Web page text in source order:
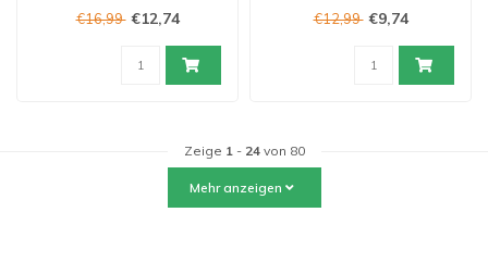
€16,99 €12,74 €12,99 €9,74
Zeige 1- 24von 80
Mehr anzeigen